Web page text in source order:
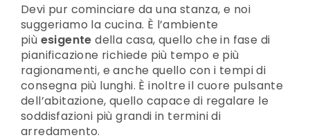
Devi pur cominciare da una stanza, e noi
suggeriamo la cucina. È l’ambiente
più esigente della casa, quello che in fase di
pianificazione richiede più tempo e più
ragionamenti, e anche quello con i tempi di
consegna più lunghi. È inoltre il cuore pulsante
dell’abitazione, quello capace di regalare le
soddisfazioni più grandi in termini di
arredamento.